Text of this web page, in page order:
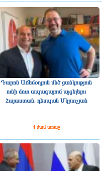
Դարոն Աճեմօղլուն մեծ ցանկություն
ունի մոտ ապագայում այցելելու
Հայաստան. դեսպան Մկրտչյան
4 ժամ առաջ